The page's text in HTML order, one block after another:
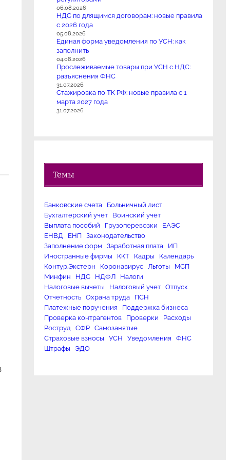
06.08.2026
НДС по длящимся договорам: новые правила
с 2026 года
05.08.2026
Единая форма уведомления по УСН: как
заполнить
04.08.2026
Прослеживаемые товары при УСН с НДС:
разъяснения ФНС
31.07.2026
Стажировка по ТК РФ: новые правила с 1
марта 2027 года
31.07.2026
Темы
Банковские счета
Больничный лист
Бухгалтерский учёт
Воинский учёт
Выплата пособий
Грузоперевозки
ЕАЭС
ЕНВД
ЕНП
Законодательство
Заполнение форм
Заработная плата
ИП
Иностранные фирмы
ККТ Кадры
Календарь
Контур.Экстерн
Коронавирус Льготы
МСП
Минфин
НДС НДФЛ
Налоги
Налоговые вычеты
Налоговый учет
Отпуск
Отчетность
Охрана труда
ПСН
Платежные поручения
Поддержка бизнеса
Проверка контрагентов
Проверки
Расходы
Роструд
СФР
Самозанятые
Страховые взносы
УСН Уведомления
ФНС
Штрафы
ЭДО